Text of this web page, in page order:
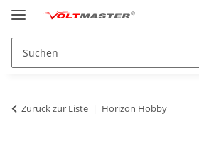
Zurück zur Liste Horizon Hobby